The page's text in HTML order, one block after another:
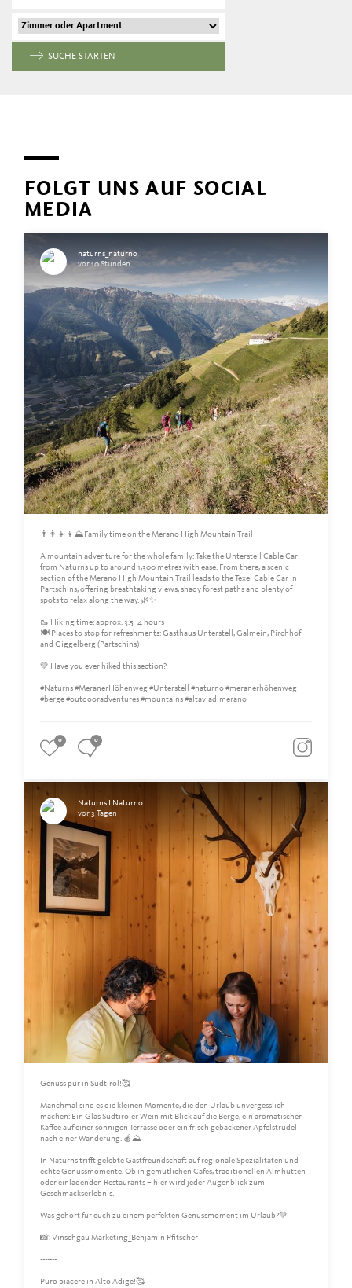
SUCHE STARTEN
FOLGT UNS AUF SOCIAL
MEDIA
naturns_naturno
vor 10 Stunden
👨‍👩‍👧‍👦⛰️Family time on the Merano High Mountain Trail
A mountain adventure for the whole family: Take the Unterstell Cable Car
from Naturns up to around 1,300 metres with ease. From there, a scenic
section of the Merano High Mountain Trail leads to the Texel Cable Car in
Partschins, offering breathtaking views, shady forest paths and plenty of
spots to relax along the way. 🌿✨
🥾 Hiking time: approx. 3.5–4 hours
🍽️ Places to stop for refreshments: Gasthaus Unterstell, Galmein, Pirchhof
and Giggelberg (Partschins)
💚 Have you ever hiked this section?
#Naturns #MeranerHöhenweg #Unterstell #naturno #meranerhöhenweg
#berge #outdooradventures #mountains #altaviadimerano
0 0
Naturns I Naturno
vor 3 Tagen
Genuss pur in Südtirol!🥰
Manchmal sind es die kleinen Momente, die den Urlaub unvergesslich
machen: Ein Glas Südtiroler Wein mit Blick auf die Berge, ein aromatischer
Kaffee auf einer sonnigen Terrasse oder ein frisch gebackener Apfelstrudel
nach einer Wanderung. 🍎⛰️
In Naturns trifft gelebte Gastfreundschaft auf regionale Spezialitäten und
echte Genussmomente. Ob in gemütlichen Cafés, traditionellen Almhütten
oder einladenden Restaurants – hier wird jeder Augenblick zum
Geschmackserlebnis.
Was gehört für euch zu einem perfekten Genussmoment im Urlaub?💚
📸: Vinschgau Marketing_Benjamin Pfitscher
-------
Puro piacere in Alto Adige!🥰